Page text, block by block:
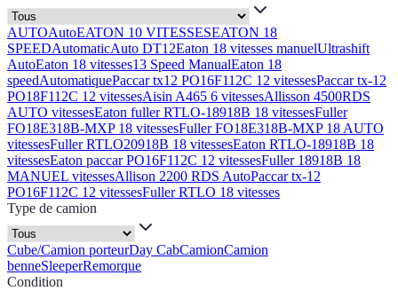
AUTOAutoEATON 10 VITESSESEATON 18
SPEEDAutomaticAuto DT12Eaton 18 vitesses manuelUltrashift
AutoEaton 18 vitesses13 Speed ManualEaton 18
speedAutomatiquePaccar tx12 PO16F112C 12 vitessesPaccar tx-12
PO18F112C 12 vitessesAisin A465 6 vitessesAllisson 4500RDS
AUTO vitessesEaton fuller RTLO-18918B 18 vitessesFuller
FO18E318B-MXP 18 vitessesFuller FO18E318B-MXP 18 AUTO
vitessesFuller RTLO20918B 18 vitessesEaton RTLO-18918B 18
vitessesEaton paccar PO16F112C 12 vitessesFuller 18918B 18
MANUEL vitessesAllison 2200 RDS AutoPaccar tx-12
PO16F112C 12 vitessesFuller RTLO 18 vitesses
Type de camion
Cube/Camion porteurDay CabCamionCamion
benneSleeperRemorque
Condition